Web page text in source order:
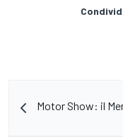
Motor Show: il